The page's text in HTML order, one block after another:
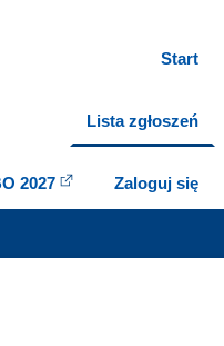
Start
Lista zgłoszeń
2027 Zaloguj się